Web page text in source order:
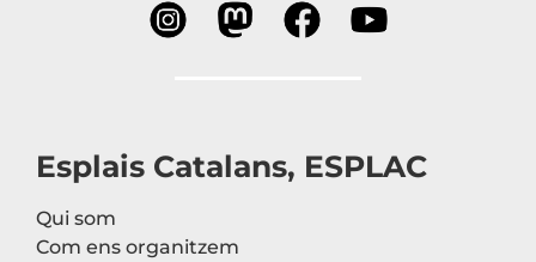
Esplais Catalans, ESPLAC
Qui som
Com ens organitzem